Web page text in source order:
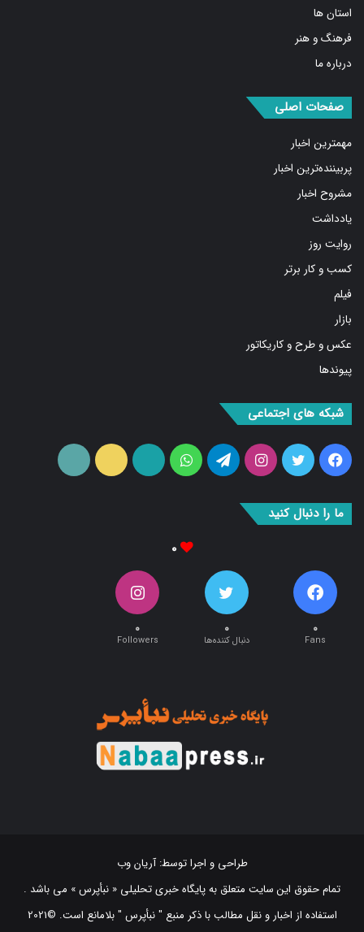
استان ها
فرهنگ و هنر
درباره ما
صفحات اصلی
مهمترین اخبار
پربیننده‌ترین اخبار
مشروح اخبار
یادداشت
روایت روز
کسب و کار برتر
فیلم
بازار
عکس و طرح و کاریکاتور
پیوندها
شبکه های اجتماعی
فیس
توییتر اینستاگرامتلگرام واتس
آپارات ایتا
ما را دنبال کنید
۰
۰
Fans
۰
دنبال کننده‌ها
۰
Followers
طراحی و اجرا توسط:آریان وب
تمام حقوق این سایت متعلق به پایگاه خبری تحلیلی « نبأپرس » می باشد .
استفاده از اخبار و نقل مطالب با ذکر منبع "‌ نبأپرس " بلامانع است. ©2021